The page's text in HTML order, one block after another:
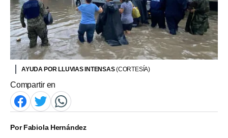
AYUDA POR LLUVIAS INTENSAS(CORTESÍA)
Compartir en
PorFabiola Hernández